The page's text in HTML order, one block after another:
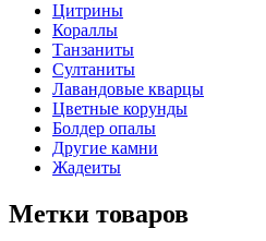
Цитрины
Кораллы
Танзаниты
Султаниты
Лавандовые кварцы
Цветные корунды
Болдер опалы
Другие камни
Жадеиты
Метки товаров